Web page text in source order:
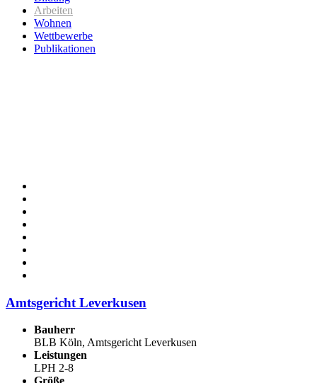
Arbeiten
Wohnen
Wettbewerbe
Publikationen
Amtsgericht Leverkusen
Bauherr
BLB Köln, Amtsgericht Leverkusen
Leistungen
LPH 2-8